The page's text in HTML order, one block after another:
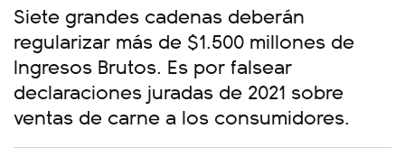
Siete grandes cadenas deberán
regularizar más de $1.500 millones de
Ingresos Brutos. Es por falsear
declaraciones juradas de 2021 sobre
ventas de carne a los consumidores.